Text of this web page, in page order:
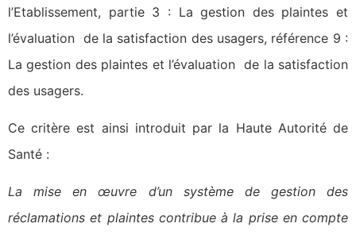
l’Etablissement, partie 3 : La gestion des plaintes et
l’évaluation de la satisfaction des usagers, référence 9 :
La gestion des plaintes et l’évaluation de la satisfaction
des usagers.
Ce critère est ainsi introduit par la Haute Autorité de
Santé :
La mise en œuvre d’un système de gestion des
réclamations et plaintes contribue à la prise en compte